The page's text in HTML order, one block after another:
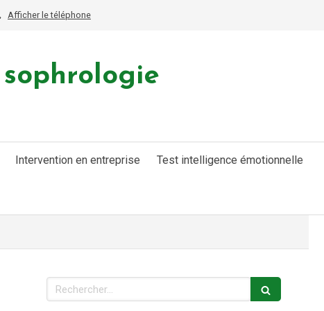
Afficher le téléphone
Intervention en entreprise Test intelligence émotionnelle
Rechercher